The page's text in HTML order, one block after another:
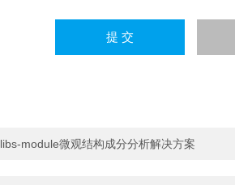
libs-module微观结构成分分析解决方案